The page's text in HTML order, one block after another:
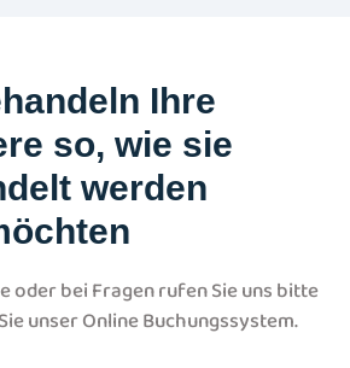
Ihre
so, wie sie
werden
oder bei Fragen rufen Sie uns bitte
unser Online Buchungssystem.